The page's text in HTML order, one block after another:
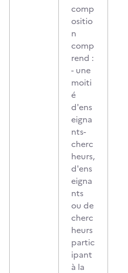
comp
ositio
n
comp
rend :
- une
moiti
é
d'ens
eigna
nts-
cherc
heurs,
d'ens
eigna
nts
ou de
cherc
heurs
partic
ipant
à la